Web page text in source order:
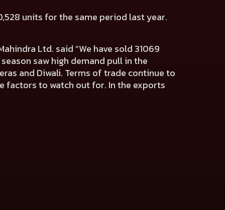
units for the same period last year.
Ltd. said “We have sold 31069
saw high demand pull in the
and Diwali. Terms of trade continue to
factors to watch out for. In the exports